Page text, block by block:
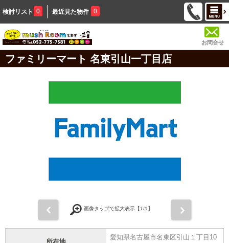
検討リスト 0 最近見た物件 0
お問合せ
ファミリーマート 名東引山一丁目店
画像タップで拡大表示【1/1】
愛知県名古屋市名東区引山１丁目10